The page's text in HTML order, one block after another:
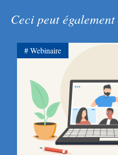
Ceci peut
Webinaire